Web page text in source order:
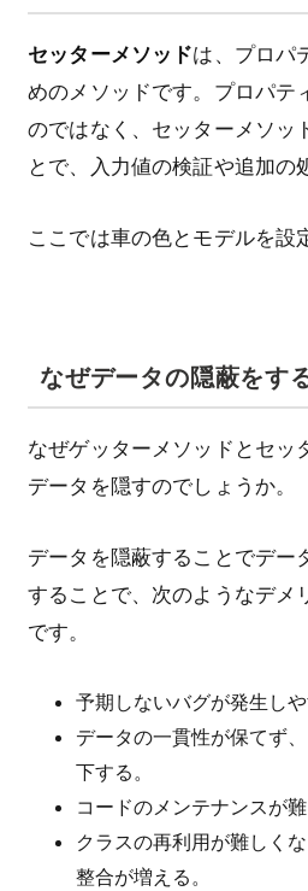
セッターメソッドは、プロパ
めのメソッドです。プロパテ
のではなく、セッターメソッ
とで、入力値の検証や追加の
ここでは車の色とモデルを設
なぜデータの隠蔽をす
なぜゲッターメソッドとセッ
データを隠すのでしょうか。
データを隠蔽することでデー
することで、次のようなデメ
です。
予期しないバグが発生しや
データの一貫性が保てず
下する。
コードのメンテナンスが難
クラスの再利用が難しく
整合が増える。